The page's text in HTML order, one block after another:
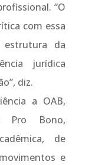
“O
com essa
da
jurídica
diz.
a OAB,
Pro Bono,
de
e